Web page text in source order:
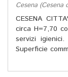
Cesena (Cesena
CESENA
circa H=7,70
servizi igienici.
Superficie